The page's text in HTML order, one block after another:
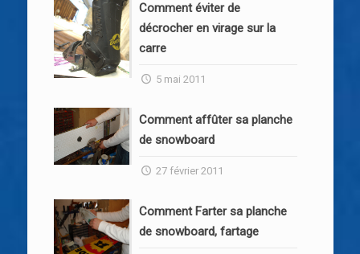
Comment éviter de
décrocher en virage sur la
carre
5 mai 2011
Comment affûter sa planche
de snowboard
27 février 2011
Comment Farter sa planche
de snowboard, fartage